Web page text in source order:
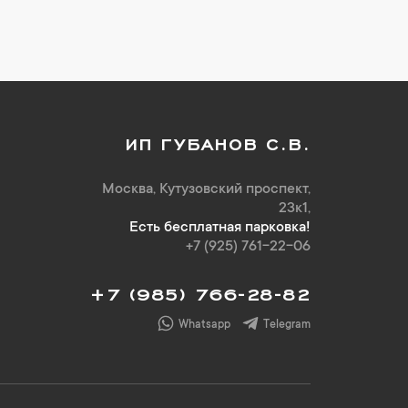
ИП ГУБАНОВ С.В.
Москва, Кутузовский проспект,
23к1,
Есть бесплатная парковка!
+7 (925) 761-22-06
+7 (985) 766-28-82
Whatsapp Telegram